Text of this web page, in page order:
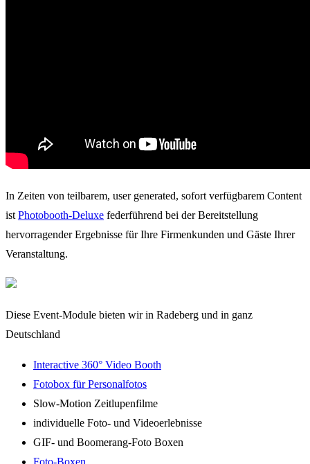
In Zeiten von teilbarem, user generated, sofort verfügbarem Content
ist Photobooth-Deluxe federführend bei der Bereitstellung
hervorragender Ergebnisse für Ihre Firmenkunden und Gäste Ihrer
Veranstaltung.
Diese Event-Module bieten wir in Radeberg und in ganz
Deutschland
Interactive 360° Video Booth
Fotobox für Personalfotos
Slow-Motion Zeitlupenfilme
individuelle Foto- und Videoerlebnisse
GIF- und Boomerang-Foto Boxen